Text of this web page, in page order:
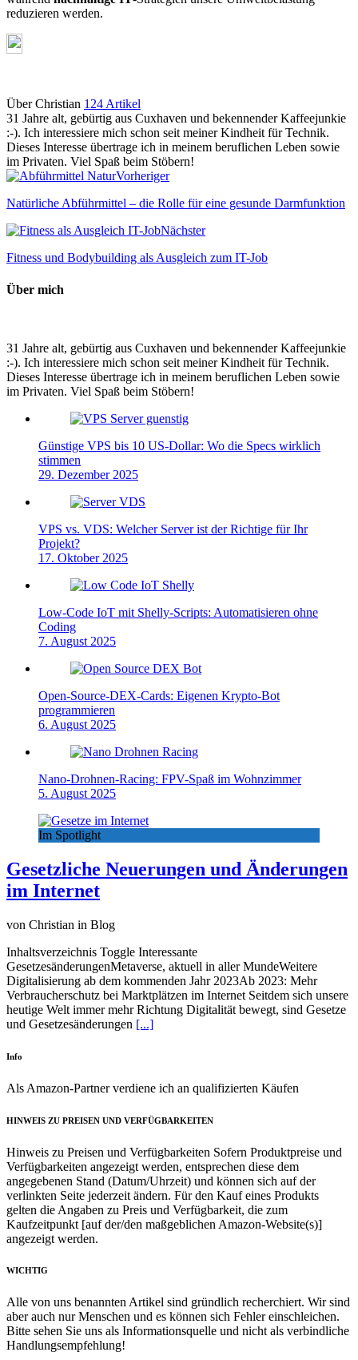
reduzieren werden.
Über Christian 124 Artikel
31 Jahre alt, gebürtig aus Cuxhaven und bekennender Kaffeejunkie
:-). Ich interessiere mich schon seit meiner Kindheit für Technik.
Dieses Interesse übertrage ich in meinem beruflichen Leben sowie
im Privaten. Viel Spaß beim Stöbern!
Webseite
Vorheriger
Natürliche Abführmittel – die Rolle für eine gesunde Darmfunktion
Nächster
Fitness und Bodybuilding als Ausgleich zum IT-Job
Über mich
31 Jahre alt, gebürtig aus Cuxhaven und bekennender Kaffeejunkie
:-). Ich interessiere mich schon seit meiner Kindheit für Technik.
Dieses Interesse übertrage ich in meinem beruflichen Leben sowie
im Privaten. Viel Spaß beim Stöbern!
Günstige VPS bis 10 US-Dollar: Wo die Specs wirklich
stimmen
29. Dezember 2025
VPS vs. VDS: Welcher Server ist der Richtige für Ihr
Projekt?
17. Oktober 2025
Low-Code IoT mit Shelly-Scripts: Automatisieren ohne
Coding
7. August 2025
Open-Source-DEX-Cards: Eigenen Krypto-Bot
programmieren
6. August 2025
Nano-Drohnen-Racing: FPV-Spaß im Wohnzimmer
5. August 2025
Im Spotlight
Gesetzliche Neuerungen und Änderungen
im Internet
von Christian in Blog
Inhaltsverzeichnis Toggle Interessante
GesetzesänderungenMetaverse, aktuell in aller MundeWeitere
Digitalisierung ab dem kommenden Jahr 2023Ab 2023: Mehr
Verbraucherschutz bei Marktplätzen im Internet Seitdem sich unsere
heutige Welt immer mehr Richtung Digitalität bewegt, sind Gesetze
und Gesetzesänderungen [...]
Info
Als Amazon-Partner verdiene ich an qualifizierten Käufen
HINWEIS ZU PREISEN UND VERFÜGBARKEITEN
Hinweis zu Preisen und Verfügbarkeiten Sofern Produktpreise und
Verfügbarkeiten angezeigt werden, entsprechen diese dem
angegebenen Stand (Datum/Uhrzeit) und können sich auf der
verlinkten Seite jederzeit ändern. Für den Kauf eines Produkts
gelten die Angaben zu Preis und Verfügbarkeit, die zum
Kaufzeitpunkt [auf der/den maßgeblichen Amazon-Website(s)]
angezeigt werden.
WICHTIG
Alle von uns benannten Artikel sind gründlich recherchiert. Wir sind
aber auch nur Menschen und es können sich Fehler einschleichen.
Bitte sehen Sie uns als Informationsquelle und nicht als verbindliche
Handlungsempfehlung!